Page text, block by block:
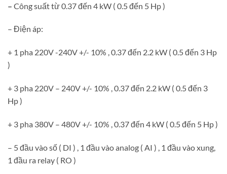
– Công suất từ 0.37 đến 4 kW ( 0.5 đến 5 Hp )
– Điện áp:
+ 1 pha 220V -240V +/- 10% , 0.37 đến 2.2 kW ( 0.5 đến 3 Hp
)
+ 3 pha 220V – 240V +/- 10% , 0.37 đến 2.2 kW ( 0.5 đến 3
Hp )
+ 3 pha 380V – 480V +/- 10% , 0.37 đến 4 kW ( 0.5 đến 5 Hp )
– 5 đầu vào số ( DI ) , 1 đầu vào analog ( AI ) , 1 đầu vào xung,
1 đầu ra relay ( RO )